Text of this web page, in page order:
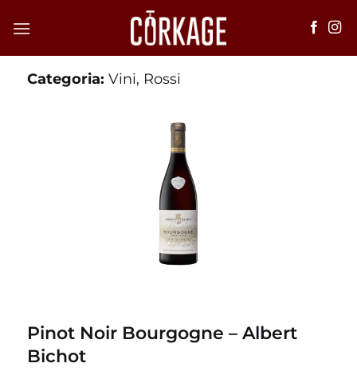
Categoria: Vini, Rossi
Pinot Noir Bourgogne – Albert
Bichot